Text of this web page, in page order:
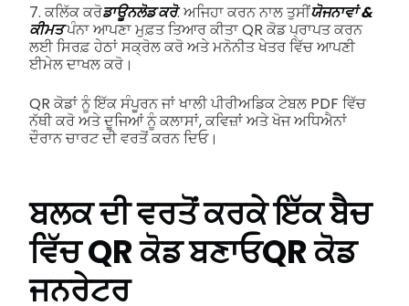
7. ਕਲਿੱਕ ਕਰੋਡਾਊਨਲੋਡ ਕਰੋ. ਅਜਿਹਾ ਕਰਨ ਨਾਲ ਤੁਸੀਂਯੋਜਨਾਵਾਂ &
ਕੀਮਤਪੰਨਾ ਆਪਣਾ ਮੁਫ਼ਤ ਤਿਆਰ ਕੀਤਾ QR ਕੋਡ ਪ੍ਰਾਪਤ ਕਰਨ
ਲਈ ਸਿਰਫ਼ ਹੇਠਾਂ ਸਕ੍ਰੋਲ ਕਰੋ ਅਤੇ ਮਨੋਨੀਤ ਖੇਤਰ ਵਿੱਚ ਆਪਣੀ
ਈਮੇਲ ਦਾਖਲ ਕਰੋ।
QR ਕੋਡਾਂ ਨੂੰ ਇੱਕ ਸੰਪੂਰਨ ਜਾਂ ਖਾਲੀ ਪੀਰੀਅਡਿਕ ਟੇਬਲ PDF ਵਿੱਚ
ਨੱਥੀ ਕਰੋ ਅਤੇ ਦੂਜਿਆਂ ਨੂੰ ਕਲਾਸਾਂ, ਕਵਿਜ਼ਾਂ ਅਤੇ ਖੋਜ ਅਧਿਐਨਾਂ
ਦੌਰਾਨ ਚਾਰਟ ਦੀ ਵਰਤੋਂ ਕਰਨ ਦਿਓ।
ਬਲਕ ਦੀ ਵਰਤੋਂ ਕਰਕੇ ਇੱਕ ਬੈਚ
ਵਿੱਚ QR ਕੋਡ ਬਣਾਓQR ਕੋਡ
ਜਨਰੇਟਰ